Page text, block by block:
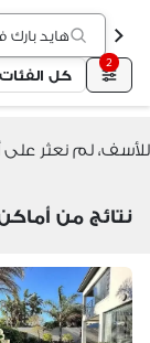
هايد
2
كل الفئات
للأسف، لم نعثر
نتائج من